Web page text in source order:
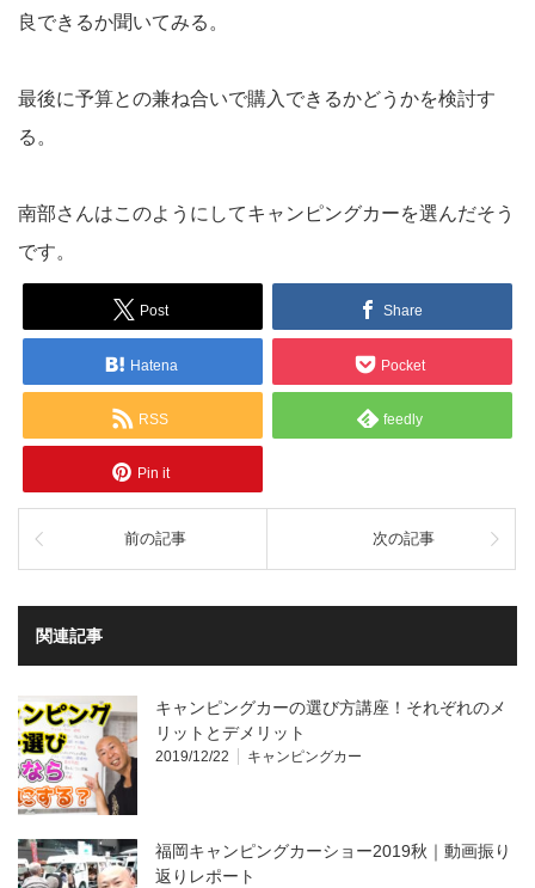
良できるか聞いてみる。
最後に予算との兼ね合いで購入できるかどうかを検討す
る。
南部さんはこのようにしてキャンピングカーを選んだそう
です。
Post Share
Hatena Pocket
RSS feedly
Pin it
前の記事 次の記事
関連記事
キャンピングカーの選び方講座！それぞれのメ
リットとデメリット
2019/12/22 キャンピングカー
福岡キャンピングカーショー2019秋｜動画振り
返りレポート